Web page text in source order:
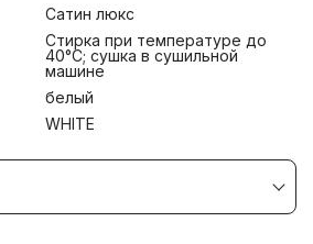
Сатин люкс
Стирка при температуре до
40°С; сушка в сушильной
машине
белый
WHITE